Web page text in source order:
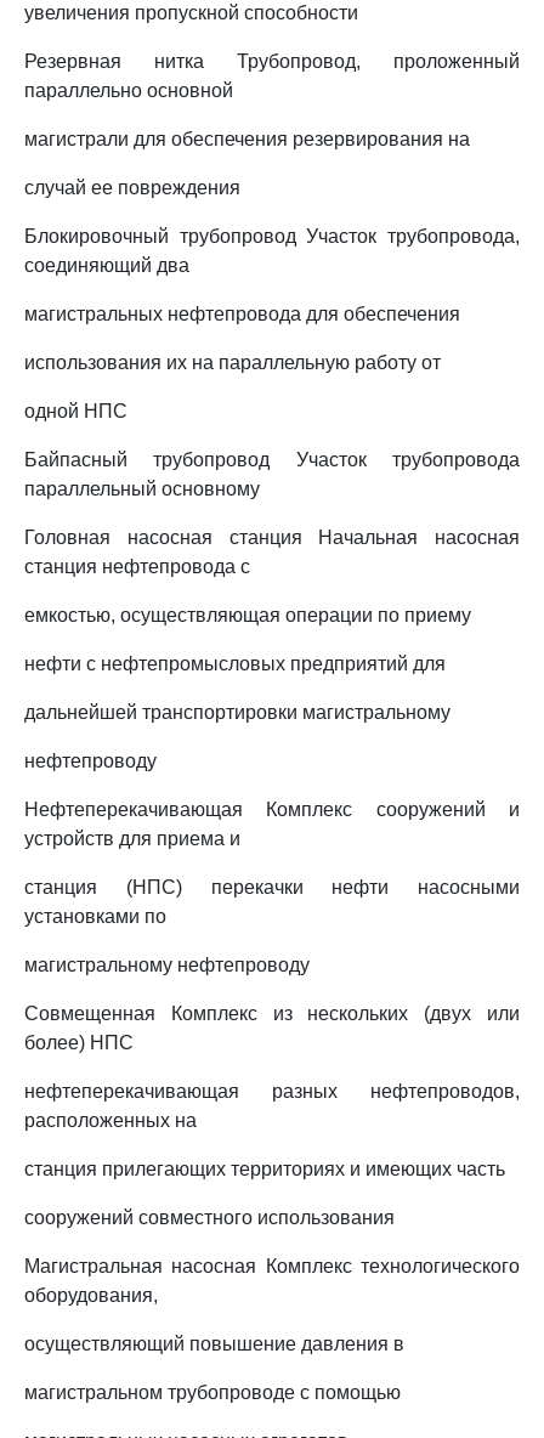
увеличения пропускной способности
Резервная нитка Трубопровод, проложенный
параллельно основной
магистрали для обеспечения резервирования на
случай ее повреждения
Блокировочный трубопровод Участок трубопровода,
соединяющий два
магистральных нефтепровода для обеспечения
использования их на параллельную работу от
одной НПС
Байпасный трубопровод Участок трубопровода
параллельный основному
Головная насосная станция Начальная насосная
станция нефтепровода с
емкостью, осуществляющая операции по приему
нефти с нефтепромысловых предприятий для
дальнейшей транспортировки магистральному
нефтепроводу
Нефтеперекачивающая Комплекс сооружений и
устройств для приема и
станция (НПС) перекачки нефти насосными
установками по
магистральному нефтепроводу
Совмещенная Комплекс из нескольких (двух или
более) НПС
нефтеперекачивающая разных нефтепроводов,
расположенных на
станция прилегающих территориях и имеющих часть
сооружений совместного использования
Магистральная насосная Комплекс технологического
оборудования,
осуществляющий повышение давления в
магистральном трубопроводе с помощью